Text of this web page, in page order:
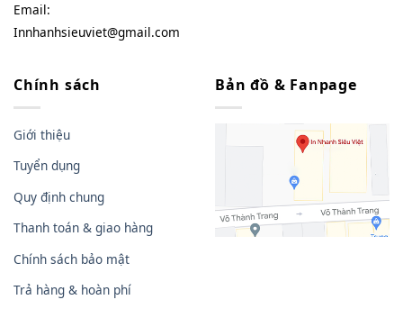
Email:
Innhanhsieuviet@gmail.com
Chính sách
Giới thiệu
Tuyển dụng
Quy định chung
Thanh toán & giao hàng
Chính sách bảo mật
Trả hàng & hoàn phí
Bản đồ & Fanpage